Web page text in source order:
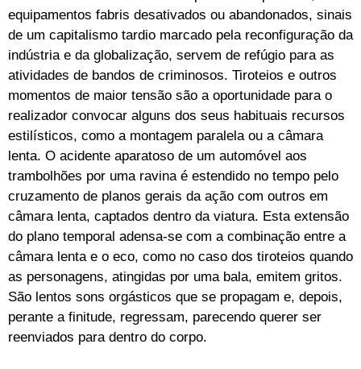
equipamentos fabris desativados ou abandonados, sinais
de um capitalismo tardio marcado pela reconfiguração da
indústria e da globalização, servem de refúgio para as
atividades de bandos de criminosos. Tiroteios e outros
momentos de maior tensão são a oportunidade para o
realizador convocar alguns dos seus habituais recursos
estilísticos, como a montagem paralela ou a câmara
lenta. O acidente aparatoso de um automóvel aos
trambolhões por uma ravina é estendido no tempo pelo
cruzamento de planos gerais da ação com outros em
câmara lenta, captados dentro da viatura. Esta extensão
do plano temporal adensa-se com a combinação entre a
câmara lenta e o eco, como no caso dos tiroteios quando
as personagens, atingidas por uma bala, emitem gritos.
São lentos sons orgásticos que se propagam e, depois,
perante a finitude, regressam, parecendo querer ser
reenviados para dentro do corpo.